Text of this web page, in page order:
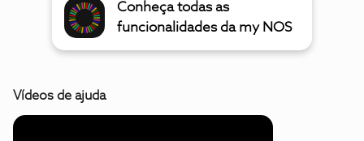
Conheça todas as
funcionalidades da my NOS
Vídeos de ajuda